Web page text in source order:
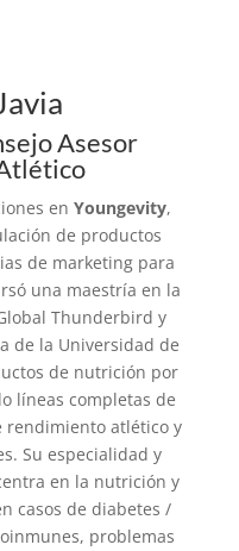
Asesor
en Youngevity,
de productos
de marketing para
una maestría en la
Thunderbird y
de la Universidad de
de nutrición por
líneas completas de
rendimiento atlético y
Su especialidad y
en la nutrición y
casos de diabetes /
problemas